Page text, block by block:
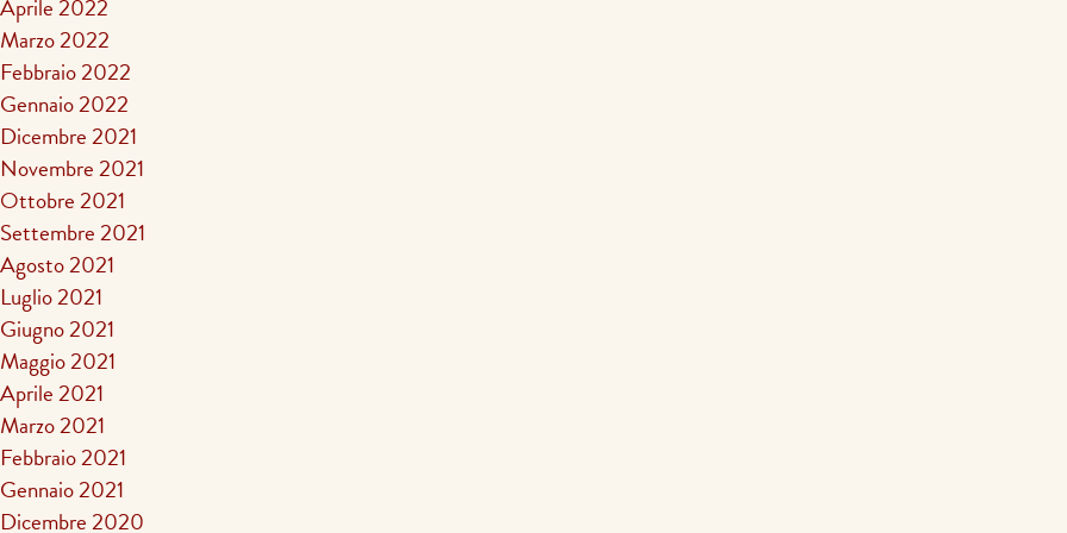
Aprile 2022
Marzo 2022
Febbraio 2022
Gennaio 2022
Dicembre 2021
Novembre 2021
Ottobre 2021
Settembre 2021
Agosto 2021
Luglio 2021
Giugno 2021
Maggio 2021
Aprile 2021
Marzo 2021
Febbraio 2021
Gennaio 2021
Dicembre 2020